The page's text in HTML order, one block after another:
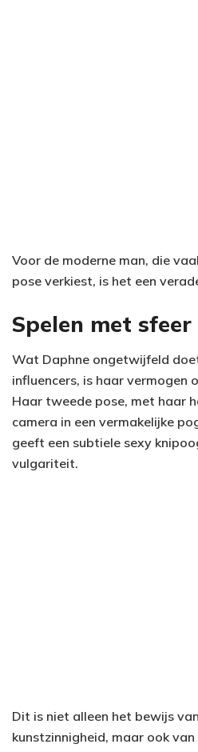
Voor de moderne man, die
pose verkiest, is het een
Spelen met
Wat Daphne ongetwijfeld
influencers, is haar vermogen
Haar tweede pose, met haar
camera in een vermakelijke
geeft een subtiele sexy
vulgariteit.
Dit is niet alleen het bewijs
kunstzinnigheid, maar ook